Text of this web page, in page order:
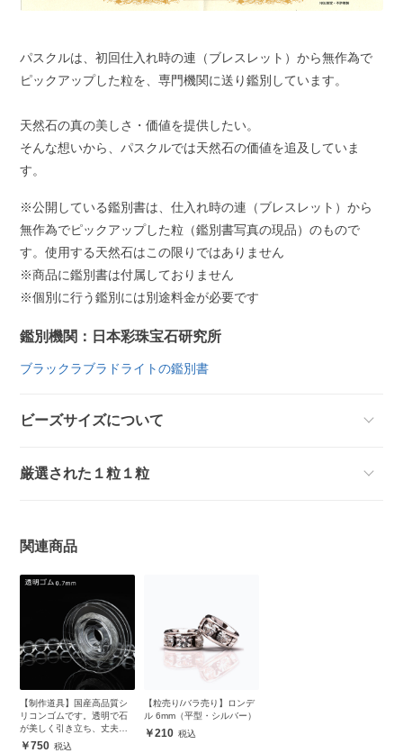
パスクルは、初回仕入れ時の連（ブレスレット）から無作為で
ピックアップした粒を、専門機関に送り鑑別しています。
天然石の真の美しさ・価値を提供したい。
そんな想いから、パスクルでは天然石の価値を追及していま
す。
※公開している鑑別書は、仕入れ時の連（ブレスレット）から
無作為でピックアップした粒（鑑別書写真の現品）のもので
す。使用する天然石はこの限りではありません
※商品に鑑別書は付属しておりません
※個別に行う鑑別には別途料金が必要です
鑑別機関：日本彩珠宝石研究所
ブラックラブラドライトの鑑別書
ビーズサイズについて
厳選された１粒１粒
関連商品
【制作道具】国産高品質シ
リコンゴムです。透明で石
が美しく引き立ち、丈夫で
安心750
【粒売り/バラ売り】ロンデ
ル 6mm（平型・シルバー）
210